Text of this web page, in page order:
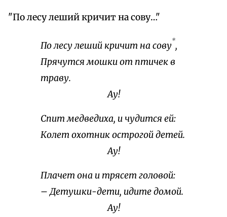
"По лесу леший кричит на сову…"
По лесу леший кричит на сову*,
Прячутся мошки от птичек в
траву.
Ау!
Спит медведиха, и чудится ей:
Колет охотник острогой детей.
Ау!
Плачет она и трясет головой:
– Детушки-дети, идите домой.
Ау!